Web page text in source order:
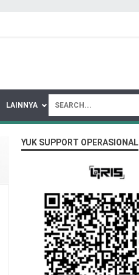
LAINNYA
YUK SUPPORT OPERASIONAL